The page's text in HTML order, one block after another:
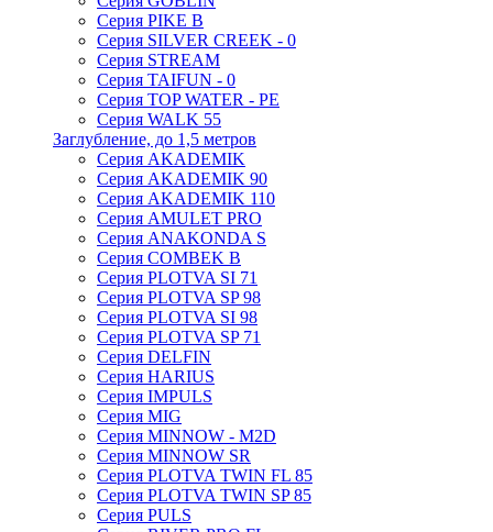
Серия PIKE B
Серия SILVER CREEK - 0
Серия STREAM
Серия TAIFUN - 0
Серия TOP WATER - PE
Серия WALK 55
Заглубление, до 1,5 метров
Серия AKADEMIK
Серия AKADEMIK 90
Серия AKADEMIK 110
Серия AMULET PRO
Серия ANAKONDA S
Серия COMBEK B
Серия PLOTVA SI 71
Серия PLOTVA SP 98
Серия PLOTVA SI 98
Серия PLOTVA SP 71
Серия DELFIN
Серия HARIUS
Серия IMPULS
Серия MIG
Серия MINNOW - M2D
Серия MINNOW SR
Серия PLOTVA TWIN FL 85
Серия PLOTVA TWIN SP 85
Серия PULS